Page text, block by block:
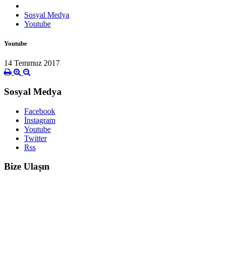
Sosyal Medya
Youtube
Youtube
14 Temmuz 2017
Sosyal Medya
Facebook
İnstagram
Youtube
Twitter
Rss
Bize Ulaşın